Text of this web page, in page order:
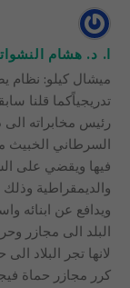
ا. د. هشام
تدريجياًكما قلنا
رئيس مخابراته
فيها ويقضي على
والديمقراطية
ويدافع عن ابنائه
البلد الى مجازر
لانها تجر البلاد
كرر مجازر حماة